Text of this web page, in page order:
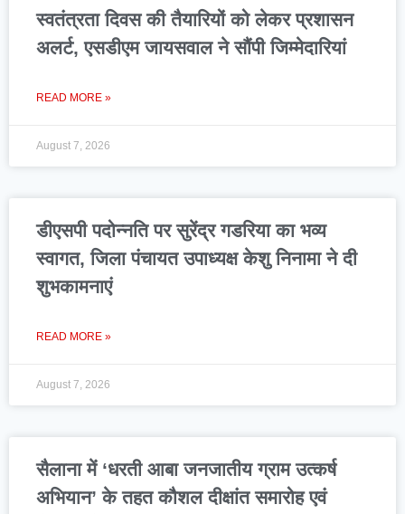
स्वतंत्रता दिवस की तैयारियों को लेकर प्रशासन
अलर्ट, एसडीएम जायसवाल ने सौंपी जिम्मेदारियां
READ MORE »
August 7, 2026
डीएसपी पदोन्नति पर सुरेंद्र गडरिया का भव्य
स्वागत, जिला पंचायत उपाध्यक्ष केशु निनामा ने दी
शुभकामनाएं
READ MORE »
August 7, 2026
सैलाना में ‘धरती आबा जनजातीय ग्राम उत्कर्ष
अभियान’ के तहत कौशल दीक्षांत समारोह एवं